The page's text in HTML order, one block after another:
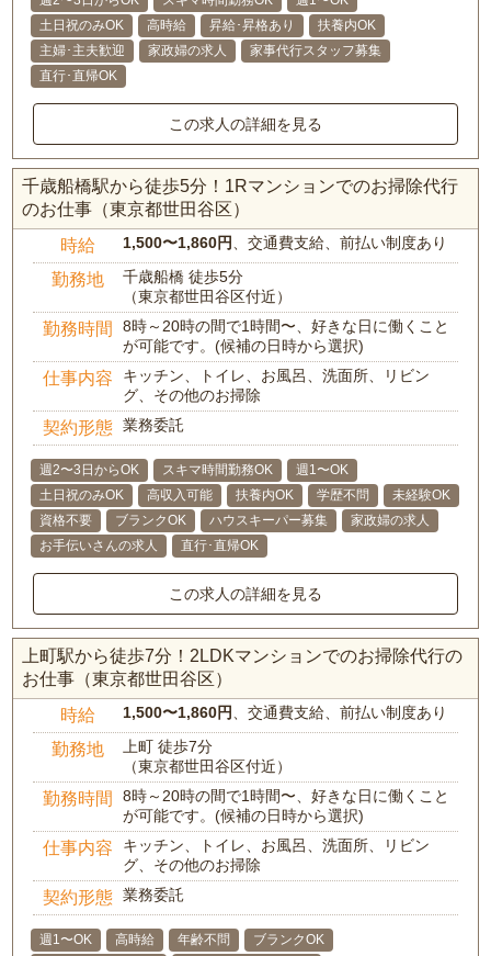
土日祝のみOK
高時給 昇給･昇格あり
扶養内OK
主婦･主夫歓迎
家政婦の求人
家事代行スタッフ募集
直行･直帰OK
この求人の詳細を見る
千歳船橋駅から徒歩5分！1Rマンションでのお掃除代行
のお仕事（東京都世田谷区）
時給 1,500〜1,860円 、交通費支給、前払い制度あり
勤務地
千歳船橋 徒歩5分
（東京都世田谷区付近）
勤務時間
8時～20時の間で1時間〜、好きな日に働くこと
が可能です。(候補の日時から選択)
仕事内容
キッチン、トイレ、お風呂、洗面所、リビン
グ、その他のお掃除
契約形態 業務委託
週2〜3日からOK スキマ時間勤務OK
週1〜OK
土日祝のみOK
高収入可能 扶養内OK 学歴不問
未経験OK
資格不要
ブランクOK ハウスキーパー募集
家政婦の求人
お手伝いさんの求人
直行･直帰OK
この求人の詳細を見る
上町駅から徒歩7分！2LDKマンションでのお掃除代行の
お仕事（東京都世田谷区）
時給 1,500〜1,860円 、交通費支給、前払い制度あり
勤務地
上町 徒歩7分
（東京都世田谷区付近）
勤務時間
8時～20時の間で1時間〜、好きな日に働くこと
が可能です。(候補の日時から選択)
仕事内容
キッチン、トイレ、お風呂、洗面所、リビン
グ、その他のお掃除
契約形態 業務委託
週1〜OK 高時給 年齢不問
ブランクOK